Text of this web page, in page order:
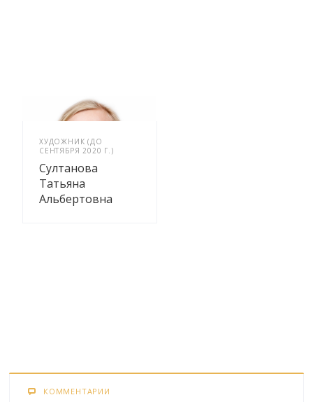
ХУДОЖНИК (ДО
СЕНТЯБРЯ 2020 Г.)
Султанова
Татьяна
Альбертовна
КОММЕНТАРИИ